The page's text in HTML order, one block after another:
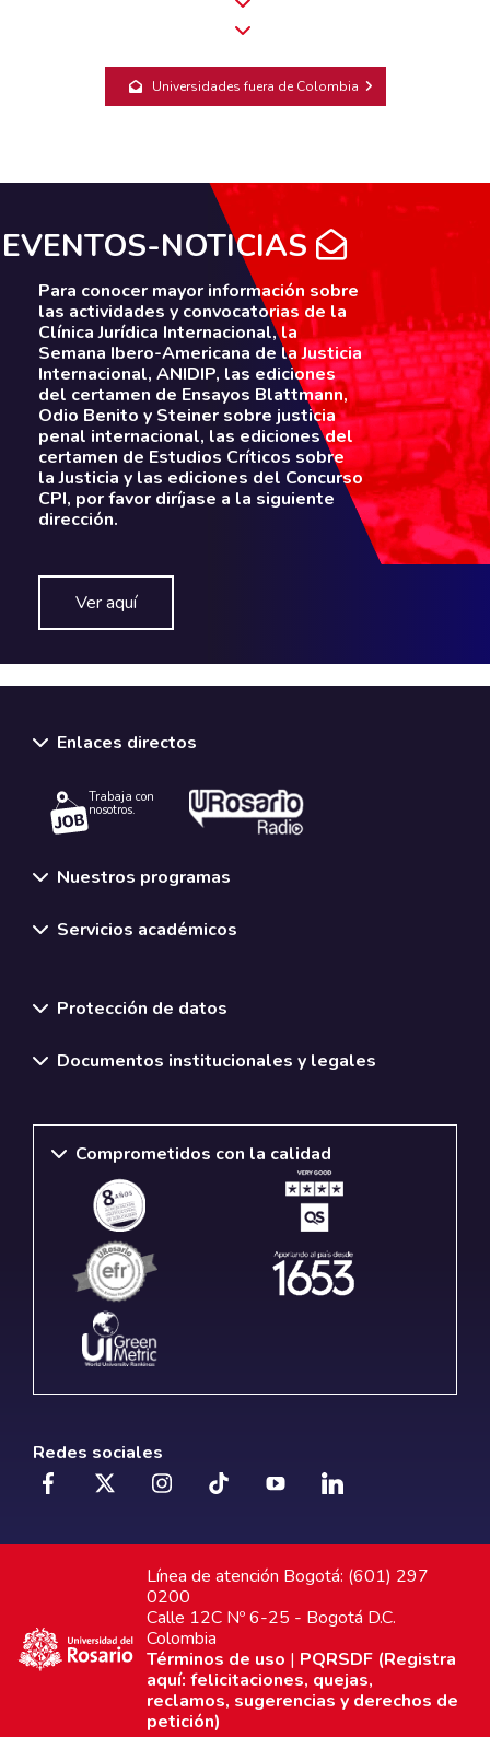
Universidades fuera de Colombia
EVENTOS-NOTICIAS
Para conocer mayor información sobre
las actividades y convocatorias de la
Clínica Jurídica Internacional, la
Semana Ibero-Americana de la Justicia
Internacional, ANIDIP, las ediciones
del certamen de Ensayos Blattmann,
Odio Benito y Steiner sobre justicia
penal internacional, las ediciones del
certamen de Estudios Críticos sobre
la Justicia y las ediciones del Concurso
CPI, por favor diríjase a la siguiente
dirección.
Ver aquí
Enlaces directos
Trabaja con
nosotros.
Nuestros programas
Servicios académicos
Protección de datos
Documentos institucionales y legales
Comprometidos con la calidad
Redes sociales
Línea de atención Bogotá: (601) 297
0200
Calle 12C Nº 6-25 - Bogotá D.C.
Colombia
Términos de uso | PQRSDF (Registra
aquí: felicitaciones, quejas,
reclamos, sugerencias y derechos de
petición)